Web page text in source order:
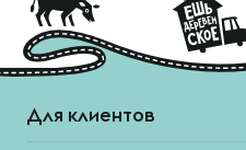
Для клиентов